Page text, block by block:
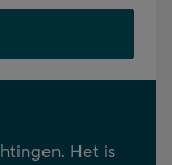
Het is